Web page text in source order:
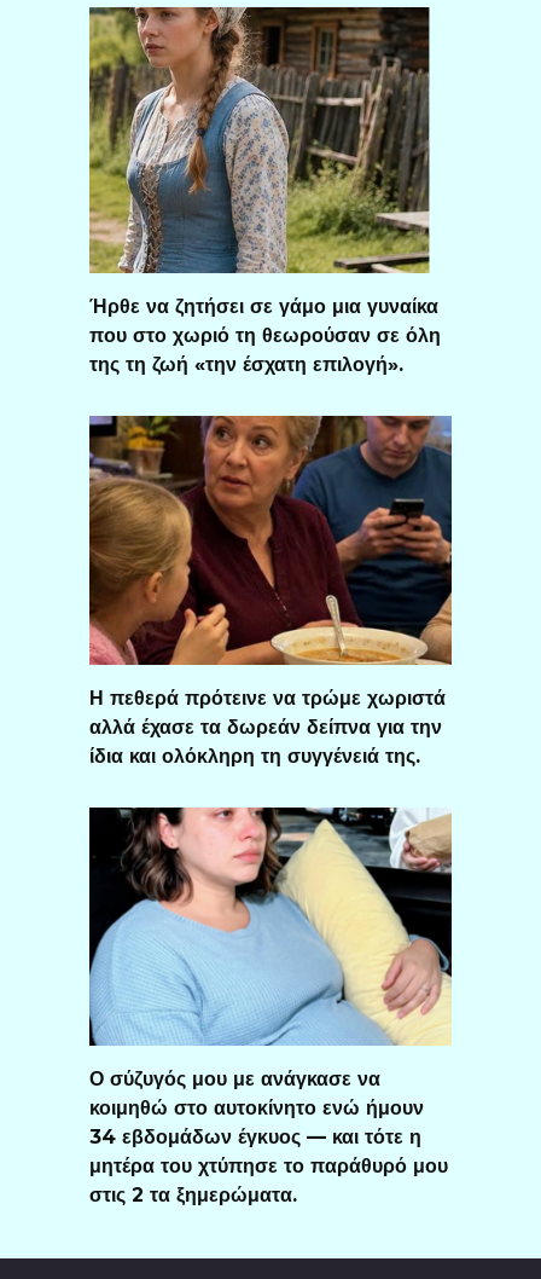
Ήρθε να ζητήσει σε γάμο μια γυναίκα
που στο χωριό τη θεωρούσαν σε όλη
της τη ζωή «την έσχατη επιλογή».
Η πεθερά πρότεινε να τρώμε χωριστά
αλλά έχασε τα δωρεάν δείπνα για την
ίδια και ολόκληρη τη συγγένειά της.
Ο σύζυγός μου με ανάγκασε να
κοιμηθώ στο αυτοκίνητο ενώ ήμουν
34 εβδομάδων έγκυος — και τότε η
μητέρα του χτύπησε το παράθυρό μου
στις 2 τα ξημερώματα.